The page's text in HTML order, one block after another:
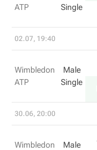
ATP
Single
02.07, 19:40
Wimbledon
ATP
Male
Single
30.06, 20:00
Wimbledon
Male